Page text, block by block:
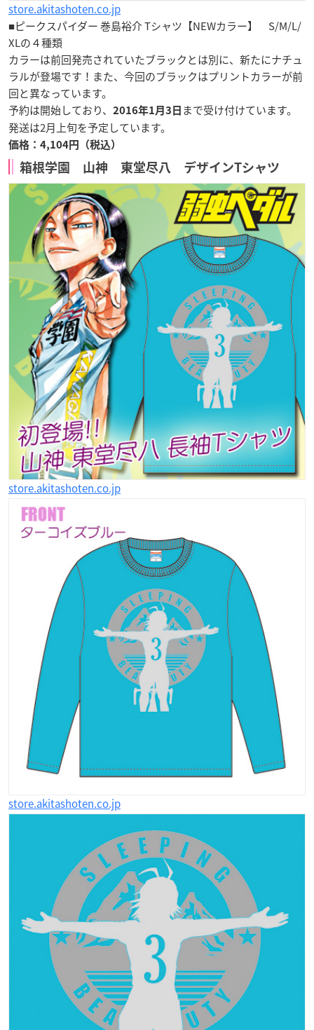
store.akitashoten.co.jp
■ピークスパイダー 巻島裕介 Tシャツ【NEWカラー】 S/M/L/
XLの４種類
カラーは前回発売されていたブラックとは別に、新たにナチュ
ラルが登場です！また、今回のブラックはプリントカラーが前
回と異なっています。
予約は開始しており、
2016年1月3日 まで受け付けています。
発送は2月上旬を予定しています。
価格：4,104円（税込）
箱根学園 山神 東堂尽八 デザインTシャツ
store.akitashoten.co.jp
store.akitashoten.co.jp